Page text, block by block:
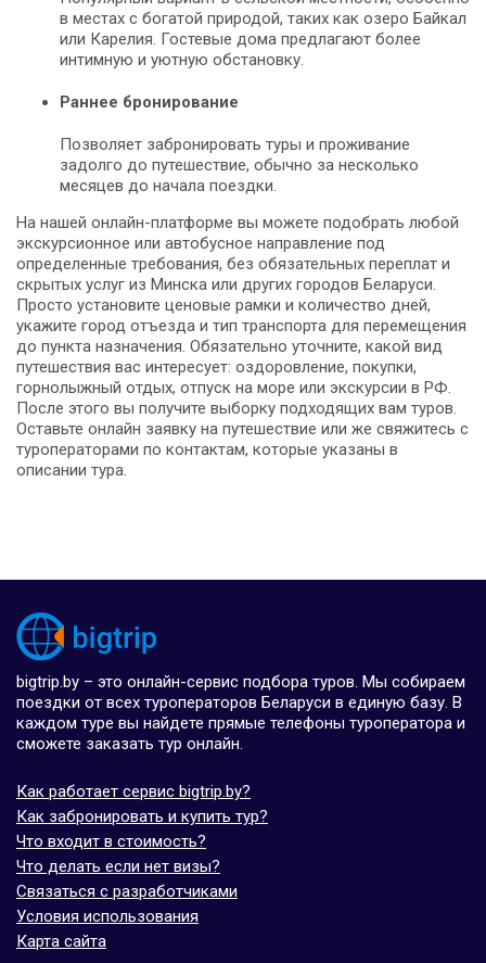
в местах с богатой природой, таких как озеро Байкал
или Карелия. Гостевые дома предлагают более
интимную и уютную обстановку.
Раннее бронирование
Позволяет забронировать туры и проживание
задолго до путешествие, обычно за несколько
месяцев до начала поездки.
На нашей онлайн-платформе вы можете подобрать любой
экскурсионное или автобусное направление под
определенные требования, без обязательных переплат и
скрытых услуг из Минска или других городов Беларуси.
Просто установите ценовые рамки и количество дней,
укажите город отъезда и тип транспорта для перемещения
до пункта назначения. Обязательно уточните, какой вид
путешествия вас интересует: оздоровление, покупки,
горнолыжный отдых, отпуск на море или экскурсии в РФ.
После этого вы получите выборку подходящих вам туров.
Оставьте онлайн заявку на путешествие или же свяжитесь с
туроператорами по контактам, которые указаны в
описании тура.
bigtrip.by – это онлайн-сервис подбора туров. Мы собираем
поездки от всех туроператоров Беларуси в единую базу. В
каждом туре вы найдете прямые телефоны туроператора и
сможете заказать тур онлайн.
Как работает сервис bigtrip.by?
Как забронировать и купить тур?
Что входит в стоимость?
Что делать если нет визы?
Связаться с разработчиками
Условия использования
Карта сайта